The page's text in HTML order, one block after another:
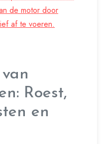
de motor door
af te voeren.
Roest,
en